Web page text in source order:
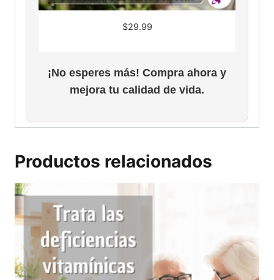
$29.99
¡No esperes más! Compra ahora y
mejora tu calidad de vida.
Productos relacionados